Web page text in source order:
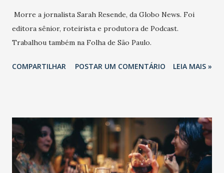
Morre a jornalista Sarah Resende, da Globo News. Foi
editora sênior, roteirista e produtora de Podcast.
Trabalhou também na Folha de São Paulo.
COMPARTILHAR POSTAR UM COMENTÁRIO LEIA MAIS »